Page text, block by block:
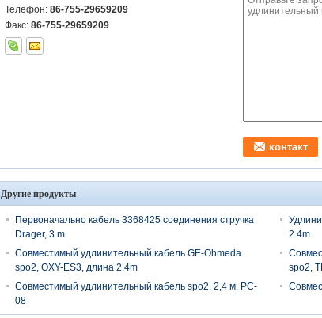
Телефон: 86-755-29659209
Факс: 86-755-29659209
Другие продукты
Первоначально кабель 3368425 соединения стручка
Drager, 3 m
2.4m
Совместимый удлинительный кабель GE-Ohmeda
spo2, OXY-ES3, длина 2.4m
spo2,
Совместимый удлинительный кабель spo2, 2,4 м, PC-
08